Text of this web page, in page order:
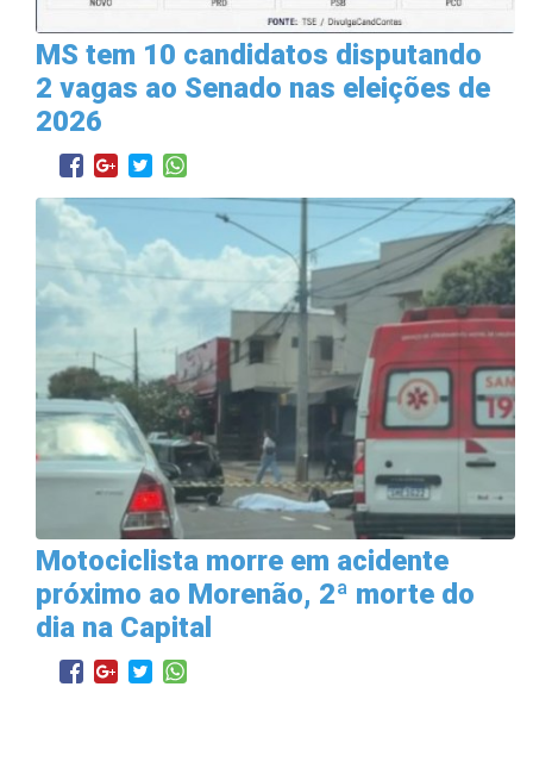
MS tem 10 candidatos disputando
2 vagas ao Senado nas eleições de
2026
Motociclista morre em acidente
próximo ao Morenão, 2ª morte do
dia na Capital